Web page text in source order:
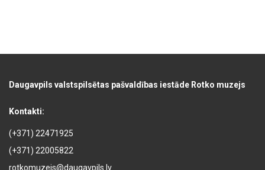
Daugavpils valstspilsētas pašvaldības iestāde Rotko muzejs
Kontakti:
(+371) 22471925
(+371) 22005822
rotkomuzejs@daugavpils.lv